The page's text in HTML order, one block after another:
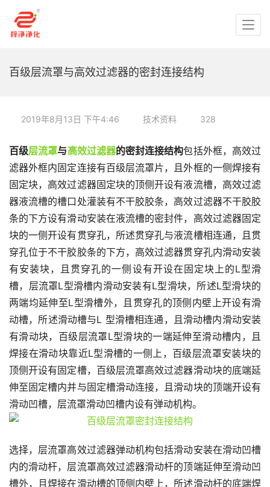
百级层流罩与高效过滤器的密封连接结构
2019年8月13日 下午4:46 技术资料 328
百级层流罩与高效过滤器的密封连接结构包括外框，高效过
滤器外框内固定连接有百级层流罩片，且外框的一侧焊接有
固定块，高效过滤器固定块的顶侧开设有液流槽，高效过滤
器液流槽的槽口处灌装有不干胶胶条，高效过滤器不干胶胶
条的下方设有滑动安装在液流槽的密封件，高效过滤器固定
块的一侧开设有贯穿孔，所述贯穿孔与液流槽相连通，且贯
穿孔位于不干胶胶条的下方，高效过滤器贯穿孔内滑动安装
有安装块，且贯穿孔的一侧设有开设在固定块上的L型滑
槽，层流罩L型滑槽内滑动安装有L型滑块，所述L型滑块的
两端均延伸至L型滑槽外，且贯穿孔的顶侧内壁上开设有滑
动槽，所述滑动槽与L 型滑槽相连通，且滑动槽内滑动安装
有滑动块，百级层流罩L型滑块的一端延伸至滑动槽内，且
焊接在滑动块靠近L型滑槽的一侧上，百级层流罩安装块的
顶侧开设有固定槽，百级层流罩高效过滤器滑动块的底端延
伸至固定槽内并与固定槽滑动连接，且滑动块的顶端开设有
滑动凹槽，层流罩滑动凹槽内设有弹动机构。
选择，层流罩高效过滤器弹动机构包括滑动安装在滑动凹槽
内的滑动杆，层流罩高效过滤器滑动杆的顶端延伸至滑动凹
槽外，且焊接在滑动槽的顶侧内壁上，所述滑动杆的底端焊